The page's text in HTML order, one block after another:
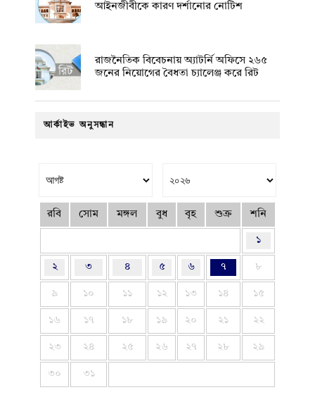
আইনজীবীকে কারণ দর্শানোর নোটিশ
রাজনৈতিক বিবেচনায় অ‍্যাটর্নি অফিসে ২৬৫
জনের নিয়োগের বৈধতা চ্যালেঞ্জ করে রিট
আর্কাইভ অনুসন্ধান
রবি সোম মঙ্গল বুধ বৃহ শুক্র শনি
১
২ ৩ ৪ ৫ ৬ ৭ ৮
৯ ১০ ১১ ১২ ১৩ ১৪ ১৫
১৬ ১৭ ১৮ ১৯ ২০ ২১ ২২
২৩ ২৪ ২৫ ২৬ ২৭ ২৮ ২৯
৩০ ৩১